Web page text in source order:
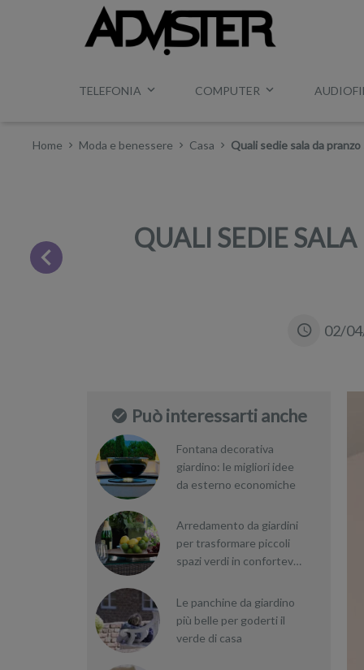
TELEFONIA COMPUTER
Home Moda e benessere Casa Quali sedie sala da
QUALI SEDIE
02/
Può interessarti anche
Fontana decorativa
giardino: le migliori idee
da esterno economiche
Arredamento da giardini
per trasformare piccoli
spazi verdi in confortevoli
Le panchine da giardino
più belle per goderti il
verde di casa